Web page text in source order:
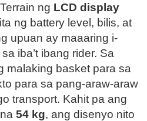
ng LCD display
ng battery level, bilis, at
upuan ay maaaring i-
iba’t ibang rider. Sa
malaking basket para sa
para sa pang-araw-araw
transport. Kahit pa ang
54 kg, ang disenyo nito